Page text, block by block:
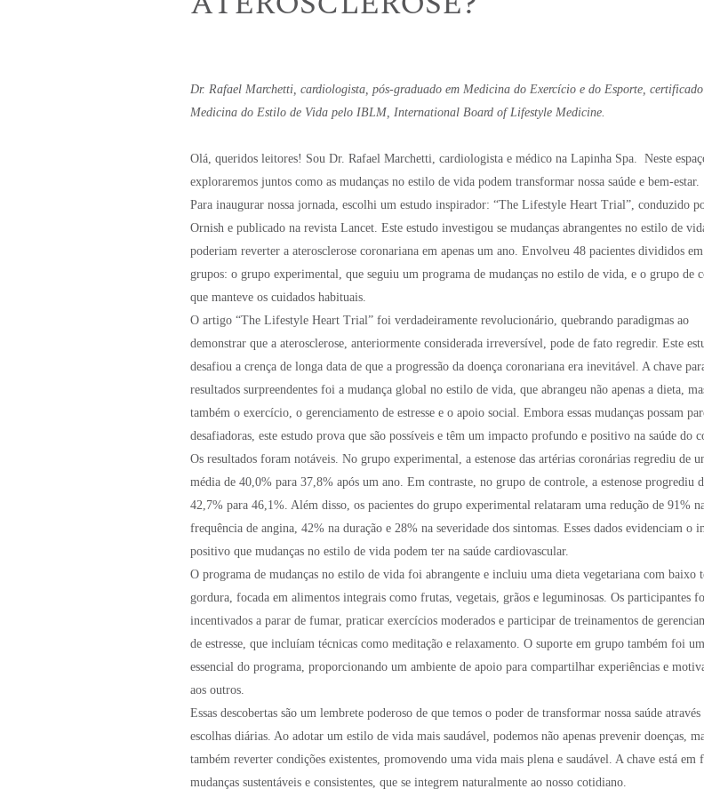
Dr. Rafael Marchetti, cardiologista, pós-graduado em Medicina do Exercício e do Esporte,
Medicina do Estilo de Vida pelo IBLM, International Board of Lifestyle Medicine.
Olá, queridos leitores! Sou Dr. Rafael Marchetti, cardiologista e médico na Lapinha Spa. Neste
exploraremos juntos como as mudanças no estilo de vida podem transformar nossa saúde e bem-estar.
Para inaugurar nossa jornada, escolhi um estudo inspirador: “The Lifestyle Heart Trial”, conduzido
Ornish e publicado na revista Lancet. Este estudo investigou se mudanças abrangentes no estilo de
poderiam reverter a aterosclerose coronariana em apenas um ano. Envolveu 48 pacientes divididos
grupos: o grupo experimental, que seguiu um programa de mudanças no estilo de vida, e o grupo de
que manteve os cuidados habituais.
O artigo “The Lifestyle Heart Trial” foi verdadeiramente revolucionário, quebrando paradigmas ao
demonstrar que a aterosclerose, anteriormente considerada irreversível, pode de fato regredir. Este
desafiou a crença de longa data de que a progressão da doença coronariana era inevitável. A chave
resultados surpreendentes foi a mudança global no estilo de vida, que abrangeu não apenas a dieta,
também o exercício, o gerenciamento de estresse e o apoio social. Embora essas mudanças possam
desafiadoras, este estudo prova que são possíveis e têm um impacto profundo e positivo na saúde do
Os resultados foram notáveis. No grupo experimental, a estenose das artérias coronárias regrediu de
média de 40,0% para 37,8% após um ano. Em contraste, no grupo de controle, a estenose progrediu
42,7% para 46,1%. Além disso, os pacientes do grupo experimental relataram uma redução de 91%
frequência de angina, 42% na duração e 28% na severidade dos sintomas. Esses dados evidenciam o
positivo que mudanças no estilo de vida podem ter na saúde cardiovascular.
O programa de mudanças no estilo de vida foi abrangente e incluiu uma dieta vegetariana com baixo
gordura, focada em alimentos integrais como frutas, vegetais, grãos e leguminosas. Os participantes
incentivados a parar de fumar, praticar exercícios moderados e participar de treinamentos de
de estresse, que incluíam técnicas como meditação e relaxamento. O suporte em grupo também foi
essencial do programa, proporcionando um ambiente de apoio para compartilhar experiências e
aos outros.
Essas descobertas são um lembrete poderoso de que temos o poder de transformar nossa saúde através
escolhas diárias. Ao adotar um estilo de vida mais saudável, podemos não apenas prevenir doenças,
também reverter condições existentes, promovendo uma vida mais plena e saudável. A chave está em
mudanças sustentáveis e consistentes, que se integrem naturalmente ao nosso cotidiano.